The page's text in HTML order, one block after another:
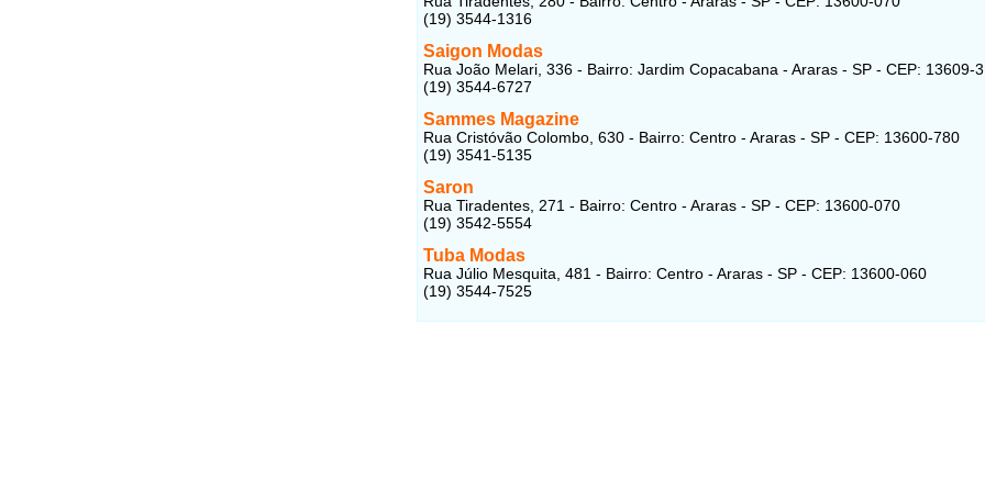
(19) 3544-1316
Saigon Modas
Rua João Melari, 336 - Bairro: Jardim Copacabana - Araras - SP - CEP: 13609-
(19) 3544-6727
Sammes Magazine
Rua Cristóvão Colombo, 630 - Bairro: Centro - Araras - SP - CEP: 13600-780
(19) 3541-5135
Saron
Rua Tiradentes, 271 - Bairro: Centro - Araras - SP - CEP: 13600-070
(19) 3542-5554
Tuba Modas
Rua Júlio Mesquita, 481 - Bairro: Centro - Araras - SP - CEP: 13600-060
(19) 3544-7525